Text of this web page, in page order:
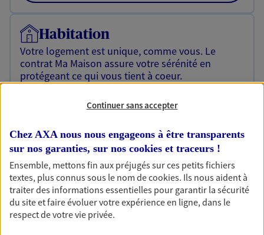
Habitation
Votre logement est unique, comme vous. Le
contrat Ma Maison assure votre sérénité en
protégeant ce qui vous tient à coeur.
Garantie Accidents de la Vie
Bricoleuse, féru de jardinage, pâtissier en herbe
ou grande lectrice… personne n'est à l'abri d'un
accident du quotidien. Avec Ma Protection
Accident, protégez votre qualité de vie et vos
Continuer sans accepter
Chez AXA nous nous engageons à être transparents
sur nos garanties, sur nos cookies et traceurs !
Ensemble, mettons fin aux préjugés sur ces petits fichiers
textes, plus connus sous le nom decookies. Ils nous aident à
traiter des informations essentielles pour garantir la sécurité
du site et faire évoluer votre expérience en ligne, dans le
respect de votre vie privée.